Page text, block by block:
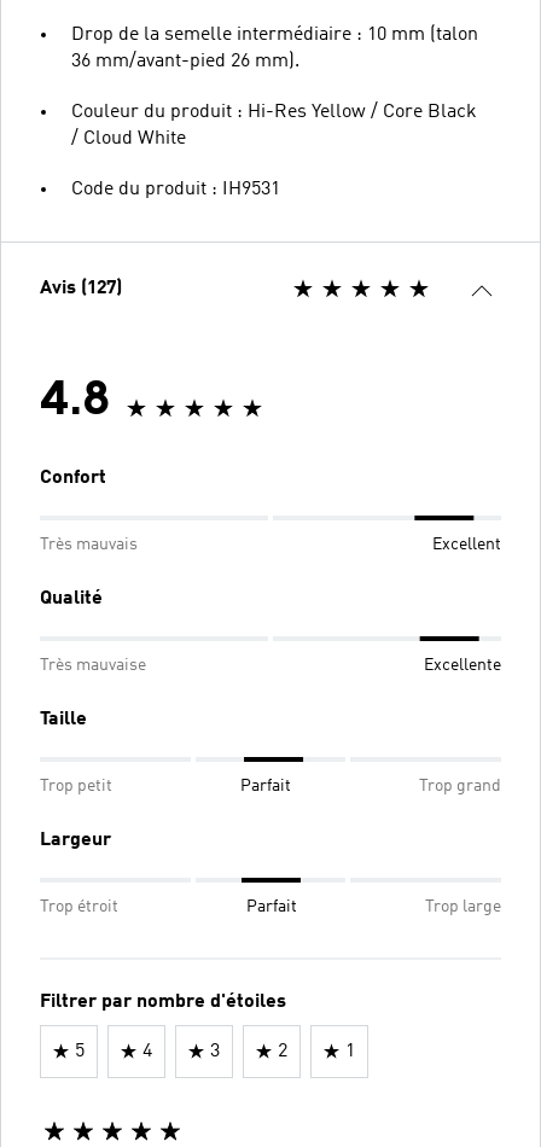
Drop de la semelle intermédiaire : 10 mm (talon
36 mm/avant-pied 26 mm).
Couleur du produit : Hi-Res Yellow / Core Black
/ Cloud White
Code du produit : IH9531
Avis (127)
4.8
Confort
Très mauvais Excellent
Qualité
Très mauvaise Excellente
Taille
Trop petit Parfait Trop grand
Largeur
Trop étroit Parfait Trop large
Filtrer par nombre d'étoiles
5 4 3 2 1